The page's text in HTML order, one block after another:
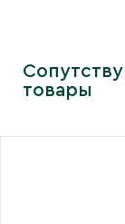
товары